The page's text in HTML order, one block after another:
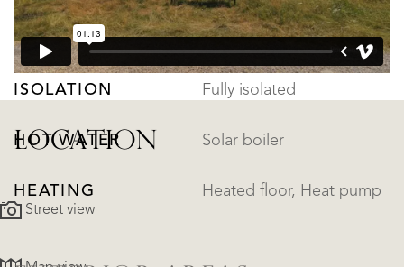
ENERGY LABEL A+++
ISOLATION Fully isolated
HOT WATER Solar boiler
HEATING Heated floor, Heat pump
LOCATION
Street view